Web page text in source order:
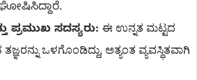
ಸದಸ್ಯರು: ಈ ಉನ್ನತ ಮಟ್ಟದ
ಒಳಗೊಂಡಿದ್ದು, ಅತ್ಯಂತ ವ್ಯವಸ್ಥಿತವಾಗಿ